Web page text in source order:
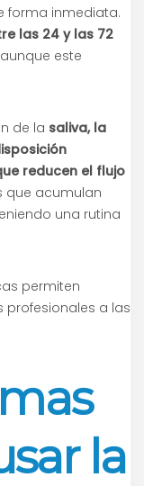
forma inmediata.
las 24 y las 72
este
de la saliva, la
reducen el flujo
que acumulan
una rutina
permiten
profesionales a las
la